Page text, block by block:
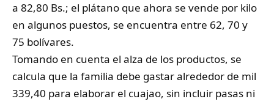
a 82,80 Bs.; el plátano que ahora se vende por kilo
en algunos puestos, se encuentra entre 62, 70 y
75 bolívares.
Tomando en cuenta el alza de los productos, se
calcula que la familia debe gastar alrededor de mil
339,40 para elaborar el cuajao, sin incluir pasas ni